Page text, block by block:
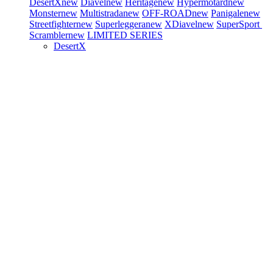
DesertXnew Diavel new Heritagenew Hypermotardnew
Monsternew Multistradanew OFF-ROADnew Panigalenew
Streetfighternew Superleggeranew XDiavelnew SuperSport
Scramblernew LIMITED SERIES
DesertX